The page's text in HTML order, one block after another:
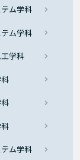
ム学科
ム学科
学科
ム学科